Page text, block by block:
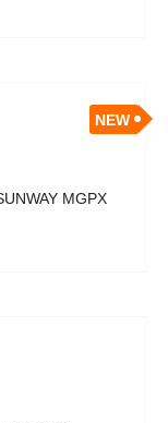
NEW
MGPX